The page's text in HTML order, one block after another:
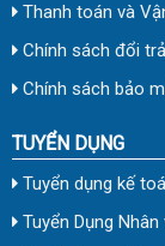
Thanh toán và
Chính sách đổi
Chính sách bảo
TUYỂN DỤNG
Tuyển dụng kế
Tuyển Dụng Nhân